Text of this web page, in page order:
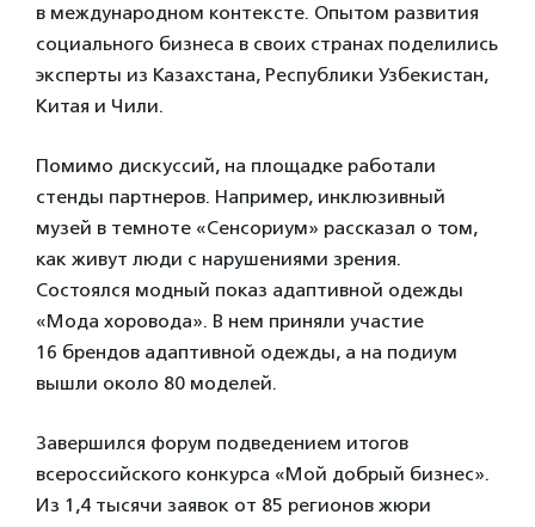
в международном контексте. Опытом развития
социального бизнеса в своих странах поделились
эксперты из Казахстана, Республики Узбекистан,
Китая и Чили.
Помимо дискуссий, на площадке работали
стенды партнеров. Например, инклюзивный
музей в темноте «Сенсориум» рассказал о том,
как живут люди с нарушениями зрения.
Состоялся модный показ адаптивной одежды
«Мода хоровода». В нем приняли участие
16 брендов адаптивной одежды, а на подиум
вышли около 80 моделей.
Завершился форум подведением итогов
всероссийского конкурса «Мой добрый бизнес».
Из 1,4 тысячи заявок от 85 регионов жюри